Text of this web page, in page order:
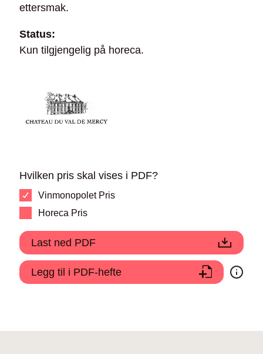
ettersmak.
Status:
Kun tilgjengelig på horeca.
Hvilken pris skal vises i PDF?
Vinmonopolet Pris
Horeca Pris
Last ned PDF
Legg til i PDF-hefte